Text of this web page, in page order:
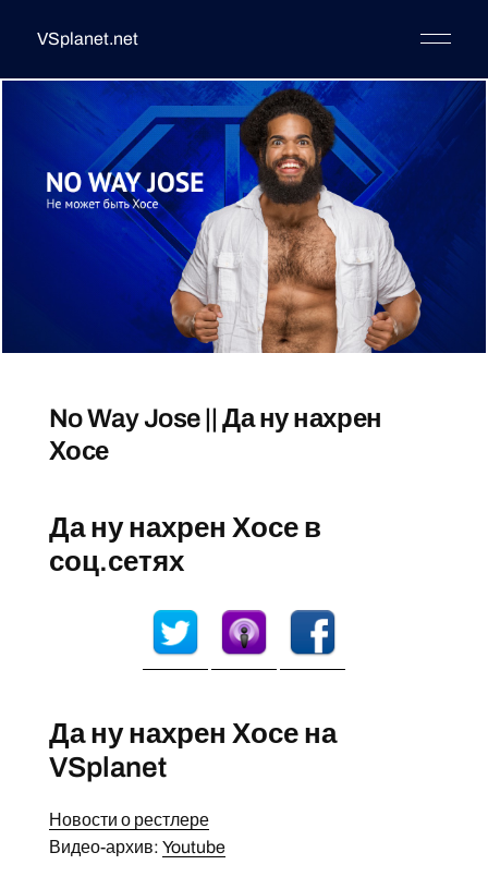
VSplanet.net
No Way Jose || Да ну нахрен
Хосе
Да ну нахрен Хосе в
соц.сетях
Да ну нахрен Хосе на
VSplanet
Новости о рестлере
Видео-архив: Youtube